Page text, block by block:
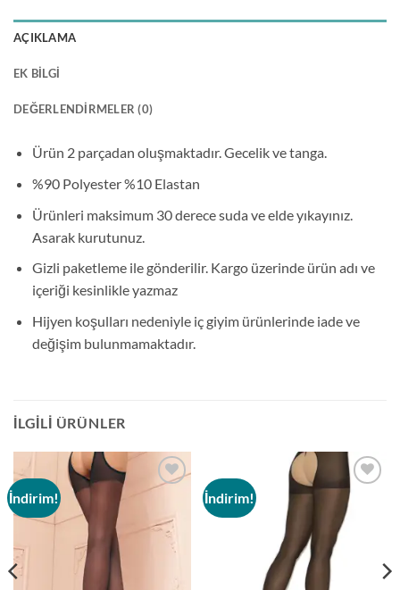
AÇIKLAMA
EK BILGI
DEĞERLENDIRMELER (0)
Ürün 2 parçadan oluşmaktadır. Gecelik ve tanga.
%90 Polyester %10 Elastan
Ürünleri maksimum 30 derece suda ve elde yıkayınız.
Asarak kurutunuz.
Gizli paketleme ile gönderilir. Kargo üzerinde ürün adı ve
içeriği kesinlikle yazmaz
Hijyen koşulları nedeniyle iç giyim ürünlerinde iade ve
değişim bulunmamaktadır.
İLGILI ÜRÜNLER
İndirim! İndirim!
Add to
wishlist